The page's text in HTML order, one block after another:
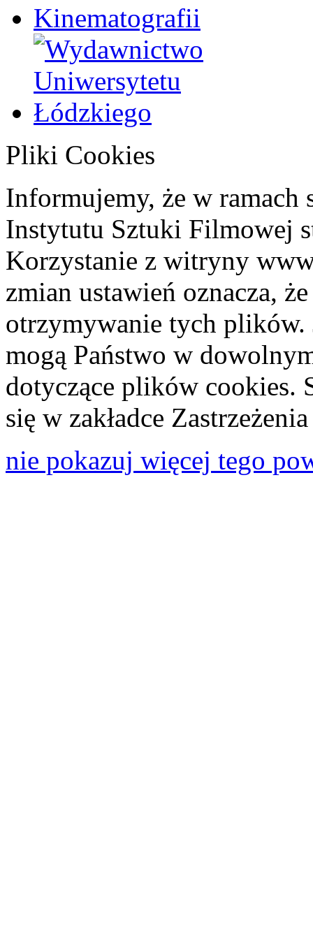
Pliki Cookies
Informujemy, że w ramach
Instytutu Sztuki Filmowej
Korzystanie z witryny
zmian ustawień oznacza,
otrzymywanie tych plików.
mogą Państwo w
dotyczące plików cookies.
się w zakładce
nie pokazuj więcej tego